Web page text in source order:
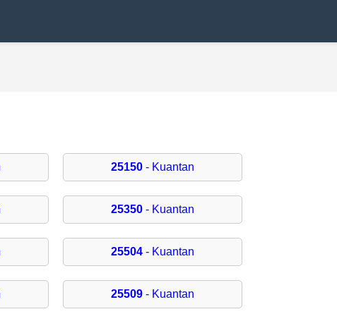
25150- Kuantan
25350- Kuantan
25504- Kuantan
25509- Kuantan